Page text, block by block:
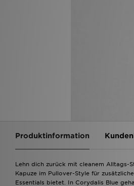
Produktinformation
Lehn dich zurück mit cleanem Alltags-
Kapuze im Pullover-Style für
Essentials bietet. In Corydalis Blue